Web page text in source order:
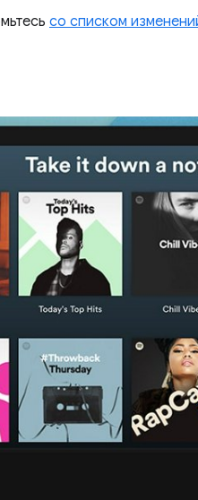
со списком